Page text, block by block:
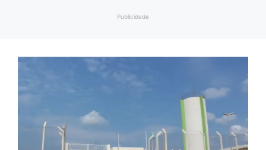
Publicidade